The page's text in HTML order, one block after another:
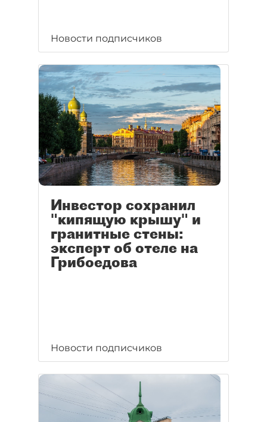
Новости подписчиков
Инвестор сохранил
"кипящую крышу" и
гранитные стены:
эксперт об отеле на
Грибоедова
Новости подписчиков